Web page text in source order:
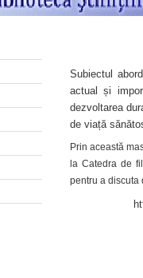
Subiectul
actual și
dezvoltarea
de viață
Prin această
la Catedra de
pentru a discuta